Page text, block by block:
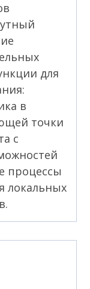
для
в
точки
с
процессы
локальных